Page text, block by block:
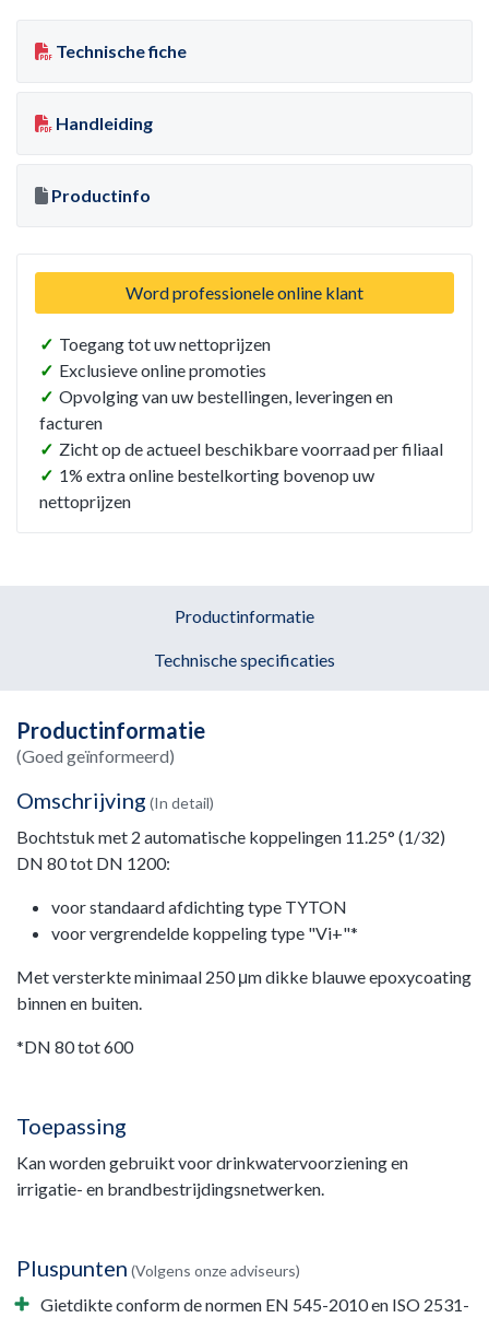
Technische fiche
Handleiding
Productinfo
Word professionele online klant
✓ Toegang tot uw nettoprijzen
✓ Exclusieve online promoties
✓ Opvolging van uw bestellingen, leveringen en
facturen
✓ Zicht op de actueel beschikbare voorraad per filiaal
✓ 1% extra online bestelkorting bovenop uw
nettoprijzen
Productinformatie
Technische specificaties
Productinformatie
(Goed geïnformeerd)
Omschrijving (In detail)
Bochtstuk met 2 automatische koppelingen 11.25° (1/32)
DN 80 tot DN 1200:
voor standaard afdichting type TYTON
voor vergrendelde koppeling type "Vi+"*
Met versterkte minimaal 250 μm dikke blauwe epoxycoating
binnen en buiten.
*DN 80 tot 600
Toepassing
Kan worden gebruikt voor drinkwatervoorziening en
irrigatie- en brandbestrijdingsnetwerken.
Pluspunten (Volgens onze adviseurs)
Gietdikte conform de normen EN 545-2010 en ISO 2531-